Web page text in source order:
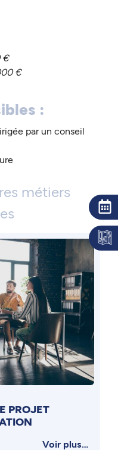
€
€
:
par un conseil
métiers
PROJET
Voir plus…